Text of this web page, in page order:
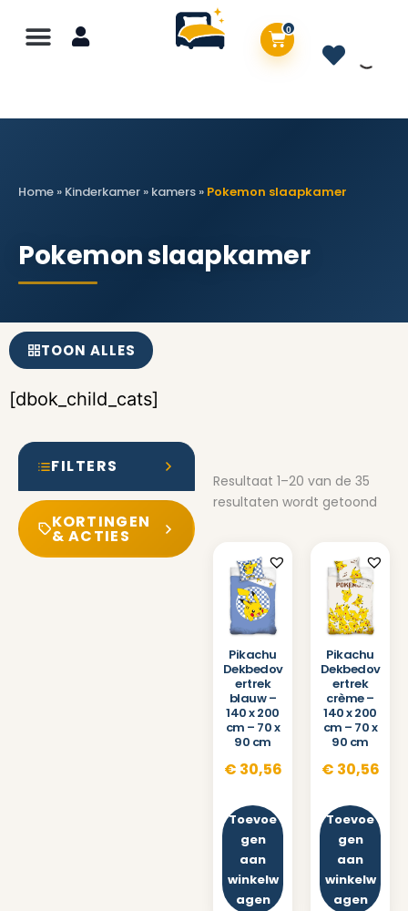
0
Home » Kinderkamer » kamers » Pokemon slaapkamer
Pokemon slaapkamer
TOON ALLES
[dbok_child_cats]
FILTERS
KORTINGEN
& ACTIES
Resultaat 1–20 van de 35
resultaten wordt getoond
Pikachu
Dekbedov
ertrek
blauw –
140 x 200
cm – 70 x
90 cm
€ 30,56
Toevoe
gen
aan
winkelw
agen
Pikachu
Dekbedov
ertrek
crème –
140 x 200
cm – 70 x
90 cm
€ 30,56
Toevoe
gen
aan
winkelw
agen